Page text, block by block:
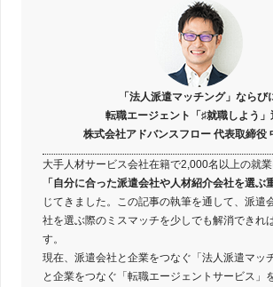
「法人派遣マッチング」ならび
転職エージェント「♯就職しよう」
株式会社アドバンスフロー 代表取締役
大手人材サービス会社在籍で2,000名以上の就業
「自分に合った派遣会社や人材紹介会社を選ぶ
じてきました。この記事の執筆を通して、派遣
社を選ぶ際のミスマッチを少しでも解消できれ
す。
現在、派遣会社と企業をつなぐ「法人派遣マッ
と企業をつなぐ「転職エージェントサービス」